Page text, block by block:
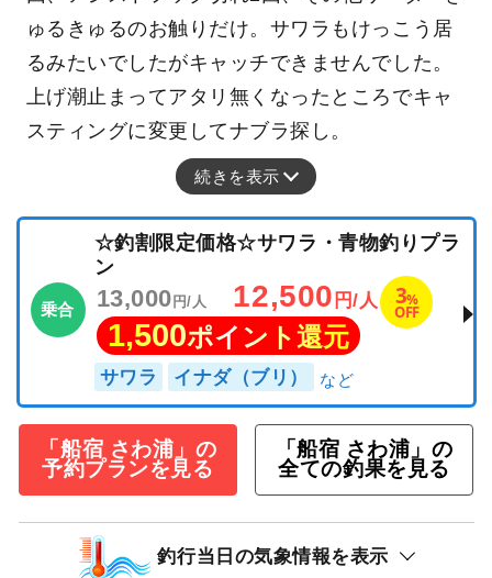
ゅるきゅるのお触りだけ。サワラもけっこう居
るみたいでしたがキャッチできませんでした。
上げ潮止まってアタリ無くなったところでキャ
スティングに変更してナブラ探し。
続きを表示
乗合
☆釣割限定価格☆サワラ・青物釣りプラ
ン
13,000 円/人 12,500 円/人 3%
OFF
1,500ポイント還元
サワラ イナダ（ブリ）
「船宿 さわ浦」の
予約プランを見る
「船宿 さわ浦」の
全ての釣果を見る
釣行当日の気象情報を表示